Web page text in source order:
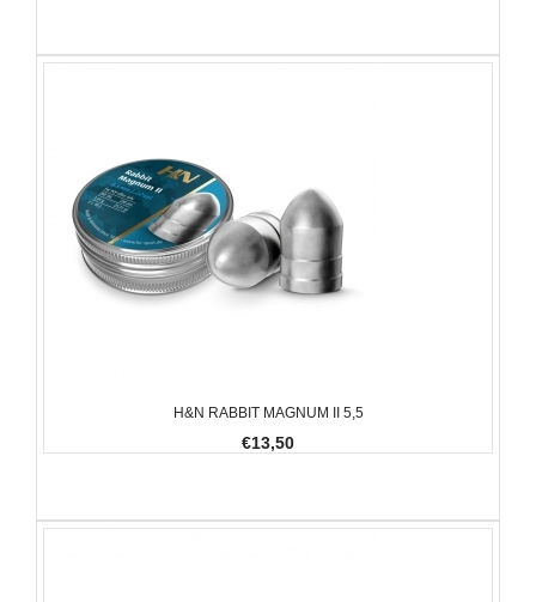
H&N RABBIT MAGNUM II 5,5
€13,50